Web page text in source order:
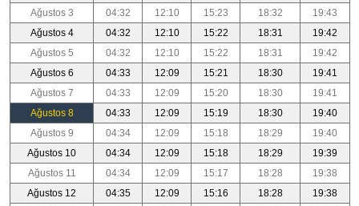
Ağustos 3
04:32 12:10 15:23 18:32
19:43
Ağustos 4
04:32 12:10 15:22 18:31
19:42
Ağustos 5
04:32 12:10 15:22 18:31
19:42
Ağustos 6
04:33 12:09 15:21 18:30
19:41
Ağustos 7
04:33 12:09 15:20 18:30
19:41
Ağustos 8
04:33 12:09 15:19 18:30
19:40
Ağustos 9
04:34 12:09 15:18 18:29
19:40
Ağustos 10
04:34 12:09 15:18 18:29
19:39
Ağustos 11
04:34 12:09 15:17 18:28
19:38
Ağustos 12
04:35 12:09 15:16 18:28
19:38